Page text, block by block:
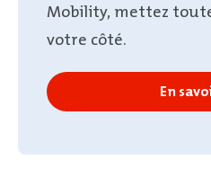
Mobility, mettez
votre côté.
En